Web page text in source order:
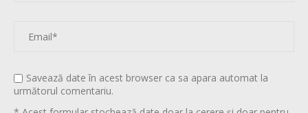
Savează date în acest browser ca sa apara automat la
următorul comentariu.